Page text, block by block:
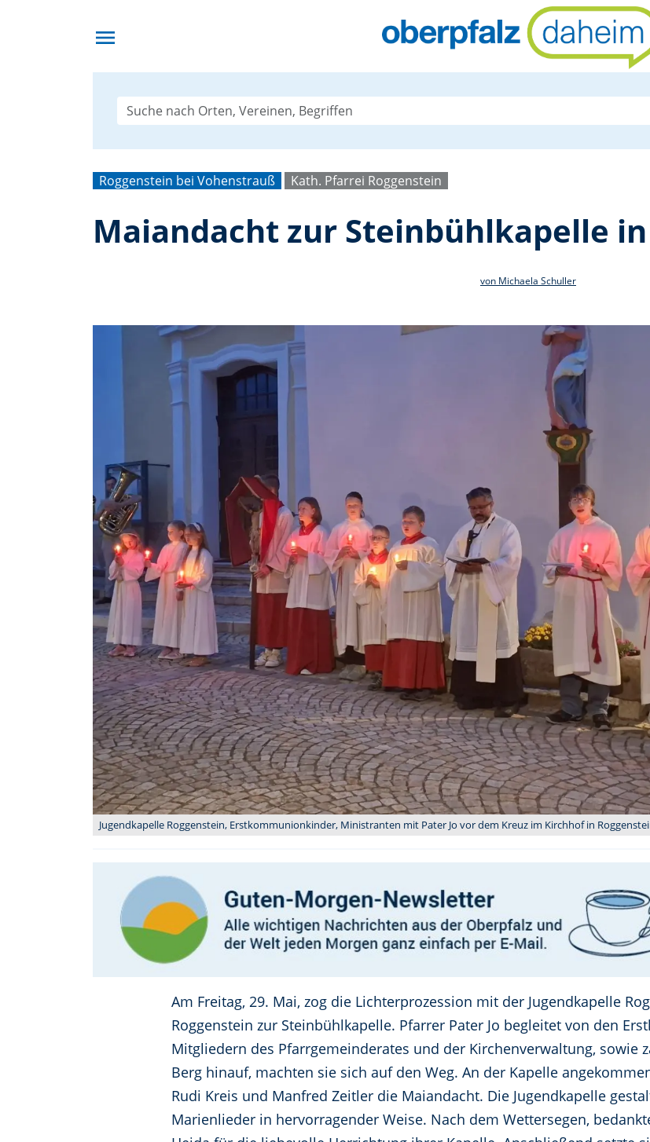
menu
Roggenstein bei Vohenstrauß Kath. Pfarrei Roggenstein
Maiandacht zur Steinbühlkapelle
von Michaela Schuller
Jugendkapelle Roggenstein, Erstkommunionkinder, Ministranten mit Pater Jo vor dem Kreuz im Kirchhof in
Am Freitag, 29. Mai, zog die Lichterprozession mit der Jugendkapelle
Roggenstein zur Steinbühlkapelle. Pfarrer Pater Jo begleitet von den
Mitgliedern des Pfarrgemeinderates und der Kirchenverwaltung, sowie
Berg hinauf, machten sie sich auf den Weg. An der Kapelle
Rudi Kreis und Manfred Zeitler die Maiandacht. Die Jugendkapelle
Marienlieder in hervorragender Weise. Nach dem Wettersegen,